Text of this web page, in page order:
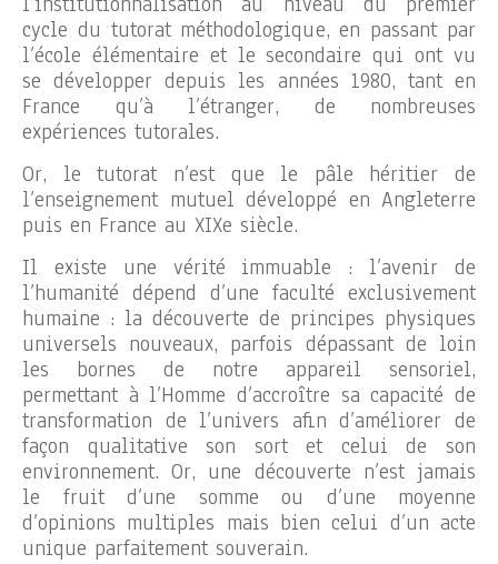
cycle du tutorat méthodologique, en passant par
l’école élémentaire et le secondaire qui ont vu
se développer depuis les années 1980, tant en
France qu’à l’étranger, de nombreuses
expériences tutorales.
Or, le tutorat n’est que le pâle héritier de
l’enseignement mutuel développé en Angleterre
puis en France au XIXe siècle.
Il existe une vérité immuable : l’avenir de
l’humanité dépend d’une faculté exclusivement
humaine : la découverte de principes physiques
universels nouveaux, parfois dépassant de loin
les bornes de notre appareil sensoriel,
permettant à l’Homme d’accroître sa capacité de
transformation de l’univers afin d’améliorer de
façon qualitative son sort et celui de son
environnement. Or, une découverte n’est jamais
le fruit d’une somme ou d’une moyenne
d’opinions multiples mais bien celui d’un acte
unique parfaitement souverain.